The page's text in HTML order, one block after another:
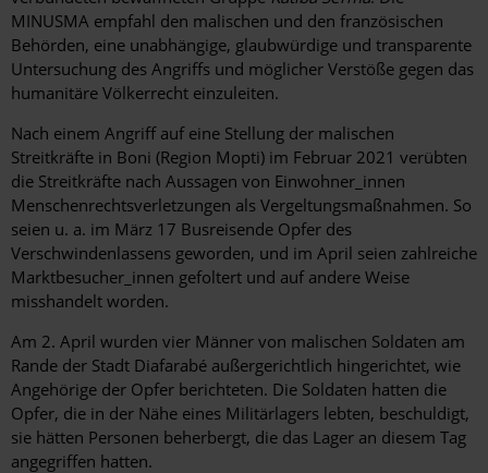
MINUSMA empfahl den malischen und den französischen
Behörden, eine unabhängige, glaubwürdige und transparente
Untersuchung des Angriffs und möglicher Verstöße gegen das
humanitäre Völkerrecht einzuleiten.
Nach einem Angriff auf eine Stellung der malischen
Streitkräfte in Boni (Region Mopti) im Februar 2021 verübten
die Streitkräfte nach Aussagen von Einwohner_innen
Menschenrechtsverletzungen als Vergeltungsmaßnahmen. So
seien u. a. im März 17 Busreisende Opfer des
Verschwindenlassens geworden, und im April seien zahlreiche
Marktbesucher_innen gefoltert und auf andere Weise
misshandelt worden.
Am 2. April wurden vier Männer von malischen Soldaten am
Rande der Stadt Diafarabé außergerichtlich hingerichtet, wie
Angehörige der Opfer berichteten. Die Soldaten hatten die
Opfer, die in der Nähe eines Militärlagers lebten, beschuldigt,
sie hätten Personen beherbergt, die das Lager an diesem Tag
angegriffen hatten.